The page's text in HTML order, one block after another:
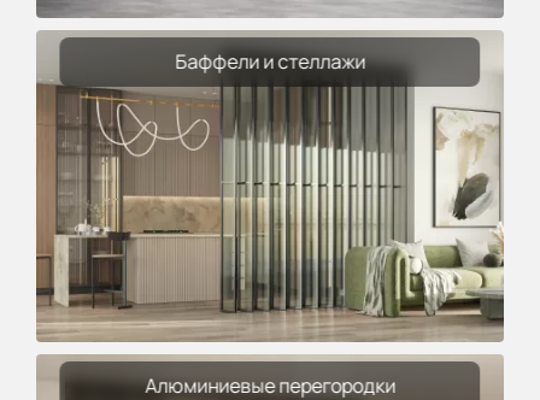
Баффели и стеллажи
Алюминиевые перегородки